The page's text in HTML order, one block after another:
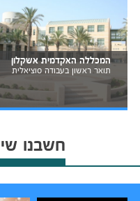
המכללה האקדמית אשקלון
תואר ראשון בעבודה סוציאלית
חשבנו